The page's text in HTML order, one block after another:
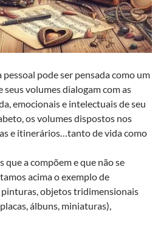
pode ser pensada como um
seus volumes dialogam com as
emocionais e intelectuais de seu
os volumes dispostos nos
e itinerários…tanto de vida como
que a compõem e que não se
acima o exemplo de
objetos tridimensionais
álbuns, miniaturas),